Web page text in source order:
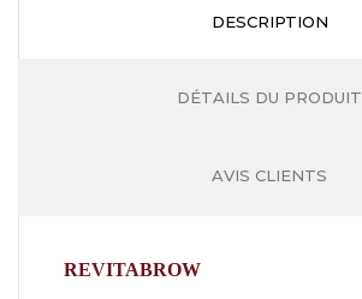
DESCRIPTION
DÉTAILS DU PRODUIT
AVIS CLIENTS
REVITABROW